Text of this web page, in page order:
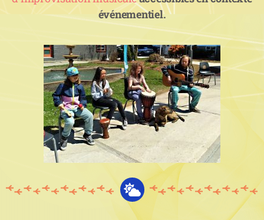
événementiel.